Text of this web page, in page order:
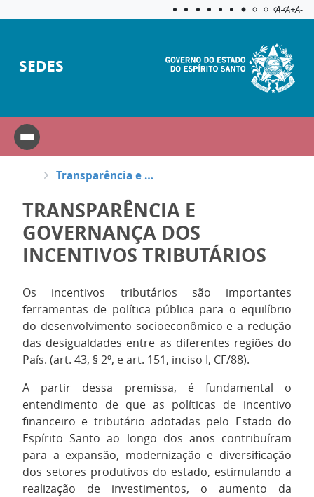
Aplicar
A=A+A-
SEDES
Transparência e Governança dos Incentivos Tributários
TRANSPARÊNCIA E
GOVERNANÇA DOS
INCENTIVOS TRIBUTÁRIOS
Os incentivos tributários são importantes
ferramentas de política pública para o equilíbrio
do desenvolvimento socioeconômico e a redução
das desigualdades entre as diferentes regiões do
País. (art. 43, § 2º, e art. 151, inciso I, CF/88).
A partir dessa premissa, é fundamental o
entendimento de que as políticas de incentivo
financeiro e tributário adotadas pelo Estado do
Espírito Santo ao longo dos anos contribuíram
para a expansão, modernização e diversificação
dos setores produtivos do estado, estimulando a
realização de investimentos, o aumento da